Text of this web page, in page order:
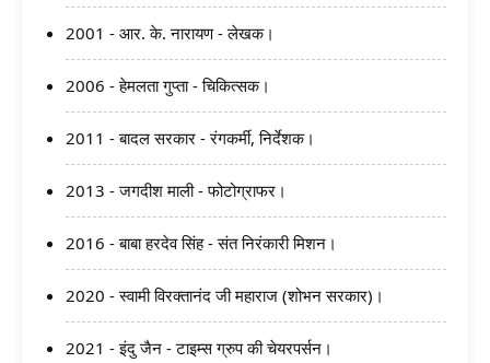
2001 - आर. के. नारायण - लेखक।
2006 - हेमलता गुप्ता - चिकित्सक।
2011 - बादल सरकार - रंगकर्मी, निर्देशक।
2013 - जगदीश माली - फोटोग्राफर।
2016 - बाबा हरदेव सिंह - संत निरंकारी मिशन।
2020 - स्वामी विरक्तानंद जी महाराज (शोभन सरकार)।
2021 - इंदु जैन - टाइम्स ग्रुप की चेयरपर्सन।